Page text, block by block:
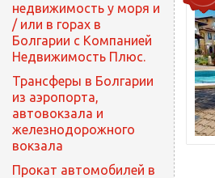
недвижимость у моря и
/ или в горах в
Болгарии с Компанией
Недвижимость Плюс.
Трансферы в Болгарии
из аэропорта,
автовокзала и
железнодорожного
вокзала
Прокат автомобилей в